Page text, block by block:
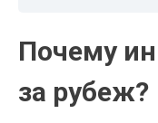
Почему
за рубеж?